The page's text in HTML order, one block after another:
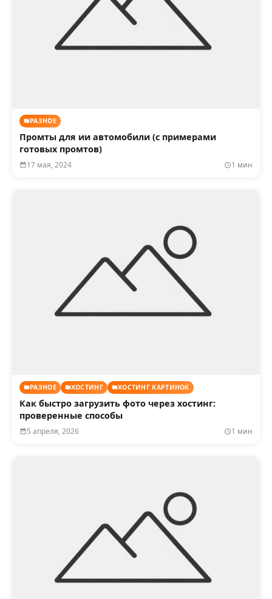
РАЗНОЕ
Промты для ии автомобили (с примерами
готовых промтов)
17 мая, 2024 1 мин
РАЗНОЕ ХОСТИНГ ХОСТИНГ КАРТИНОК
Как быстро загрузить фото через хостинг:
проверенные способы
5 апреля, 2026 1 мин